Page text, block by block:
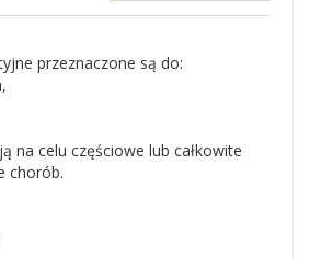
przeznaczone są do:
na celu częściowe lub całkowite
chorób.